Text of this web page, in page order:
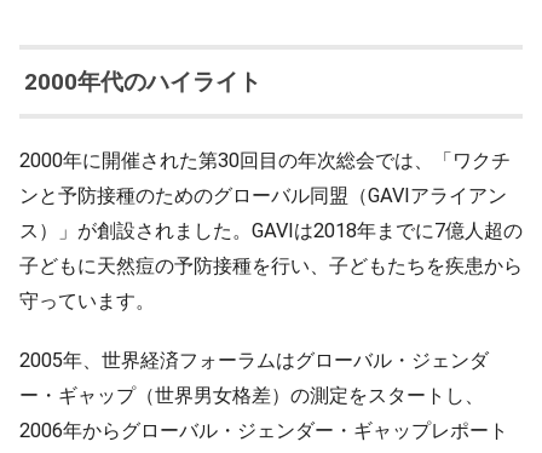
2000年代のハイライト
2000年に開催された第30回目の年次総会では、「ワクチ
ンと予防接種のためのグローバル同盟（GAVIアライアン
ス）」が創設されました。GAVIは2018年までに7億人超の
子どもに天然痘の予防接種を行い、子どもたちを疾患から
守っています。
2005年、世界経済フォーラムはグローバル・ジェンダ
ー・ギャップ（世界男女格差）の測定をスタートし、
2006年からグローバル・ジェンダー・ギャップレポート